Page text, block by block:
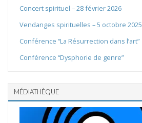
Concert spirituel – 28 février 2026
Vendanges spirituelles – 5 octobre 2025
Conférence “La Résurrection dans l’art”
Conférence “Dysphorie de genre”
MÉDIATHÈQUE